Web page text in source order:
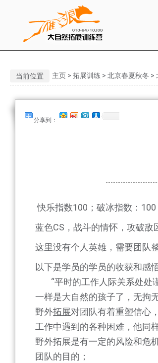
当前位置 主页 > 拓展训练 > 北京春夏秋冬 >
分享到：
快乐指数100；破冰指数：100
蓝色CS，战斗的情怀，攻破敌
这里没有个人英雄，需要团队
以下是学员的学员的收获和感
“平时的工作人际关系处处
一样是大自然的孩子了，无拘
野外拓展对团队有着重塑信心
工作中遇到的各种困难，他同
野外拓展是有一定的风险和危
团队的目的；